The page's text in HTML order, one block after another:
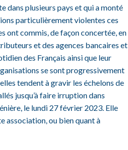
dans plusieurs pays et qui a monté
particulièrement violentes ces
ont commis, de façon concertée, en
et des agences bancaires et
des Français ainsi que leur
se sont progressivement
tendent à gravir les échelons de
jusqu’à faire irruption dans
le lundi 27 février 2023. Elle
association, ou bien quant à